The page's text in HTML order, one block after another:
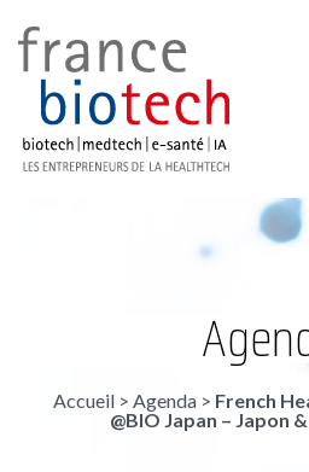
Accueil > Agenda > French
@BIO Japan – Japon